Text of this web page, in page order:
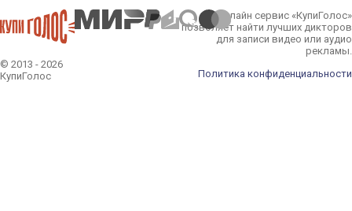
© 2013 - 2026
КупиГолос
Онлайн сервис «КупиГолос»
позволяет найти лучших дикторов
для записи видео или аудио
рекламы.
Политика конфиденциальности